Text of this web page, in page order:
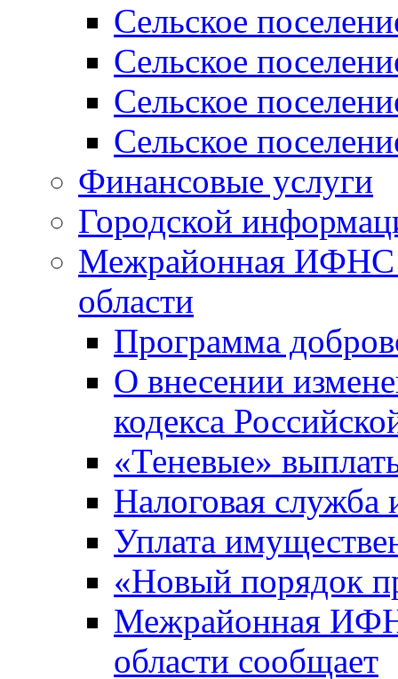
Сельское
Сельское
Сельское
Сельское
Финансовые услуги
Городской
Межрайонная ИФНС
области
Программа
О внесении
кодекса
«Теневые»
Налоговая служба
Уплата
«Новый порядок
Межрайонная
области сообщает